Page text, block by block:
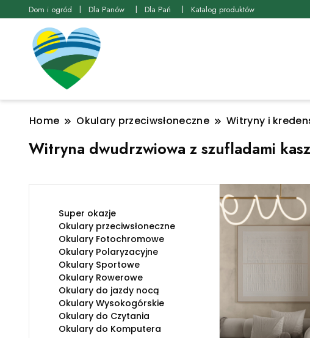
Dom i ogród Dla Panów Dla Pań Katalog produktów
Home Okulary przeciwsłoneczne Witryny i
Witryna dwudrzwiowa z szufladami
Super okazje
Okulary przeciwsłoneczne
Okulary Fotochromowe
Okulary Polaryzacyjne
Okulary Sportowe
Okulary Rowerowe
Okulary do jazdy nocą
Okulary Wysokogórskie
Okulary do Czytania
Okulary do Komputera